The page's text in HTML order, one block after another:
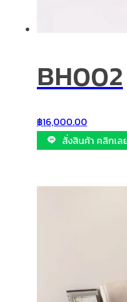
BH002
฿16,000.00
สั่งสินค้า คลิกเล